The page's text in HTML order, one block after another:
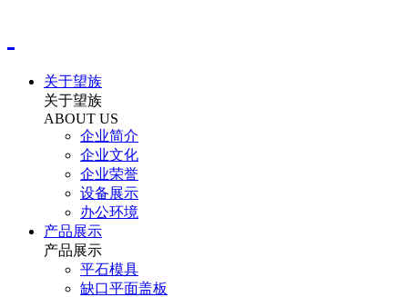
关于望族
关于望族
ABOUT US
企业简介
企业文化
企业荣誉
设备展示
办公环境
产品展示
产品展示
平石模具
缺口平面盖板